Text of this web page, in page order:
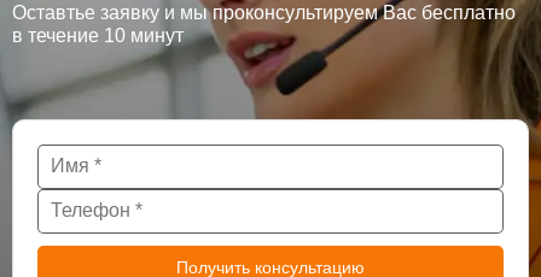
Оставтье заявку и мы проконсультируем Вас бесплатно
в течение 10 минут